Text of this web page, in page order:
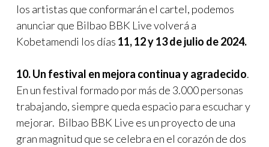
los artistas que conformarán el cartel, podemos
anunciar que Bilbao BBK Live volverá a
Kobetamendi los días 11, 12 y 13 de julio de 2024.
10. Un festival en mejora continua y agradecido.
En un festival formado por más de 3.000 personas
trabajando, siempre queda espacio para escuchar y
mejorar. Bilbao BBK Live es un proyecto de una
gran magnitud que se celebra en el corazón de dos